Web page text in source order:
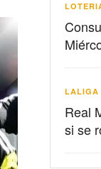
LALIGA
Real
si se